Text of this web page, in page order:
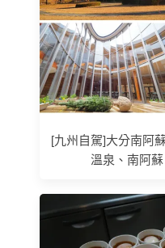
[九州自駕]大分南阿
溫泉、南阿